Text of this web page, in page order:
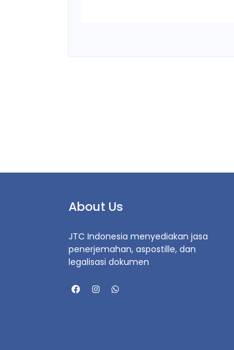
About Us
JTC Indonesia menyediakan jasa
penerjemahan, aspostille, dan
legalisasi dokumen